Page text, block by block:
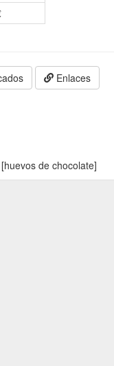
Enlaces
de chocolate]